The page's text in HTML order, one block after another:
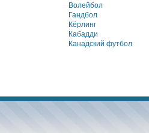
Волейбол
Гандбол
Кёрлинг
Кабадди
Канадский футбол